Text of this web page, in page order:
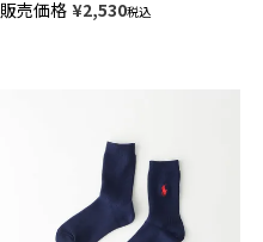
販売価格 ¥2,530税込